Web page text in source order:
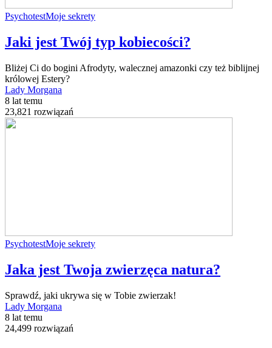
PsychotestMoje sekrety
Jaki jest Twój typ kobiecości?
Bliżej Ci do bogini Afrodyty, walecznej amazonki czy też biblijnej
królowej Estery?
Lady Morgana
8 lat temu
23,821 rozwiązań
PsychotestMoje sekrety
Jaka jest Twoja zwierzęca natura?
Sprawdź, jaki ukrywa się w Tobie zwierzak!
Lady Morgana
8 lat temu
24,499 rozwiązań